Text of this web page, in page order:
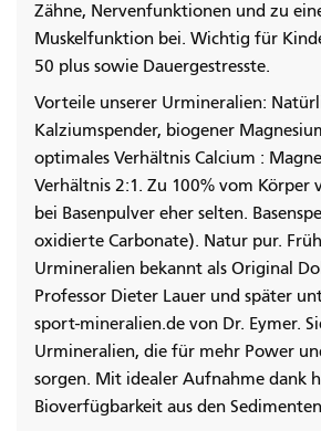
Zähne, Nervenfunktionen und zu
Muskelfunktion bei. Wichtig für
50 plus sowie Dauergestresste.
Vorteile unserer Urmineralien:
Kalziumspender, biogener
optimales Verhältnis Calcium :
Verhältnis 2:1. Zu 100% vom Körper
bei Basenpulver eher selten.
oxidierte Carbonate). Natur pur.
Urmineralien bekannt als Original
Professor Dieter Lauer und später
sport-mineralien.de von Dr. Eymer.
Urmineralien, die für mehr Power
sorgen. Mit idealer Aufnahme dank
Bioverfügbarkeit aus den